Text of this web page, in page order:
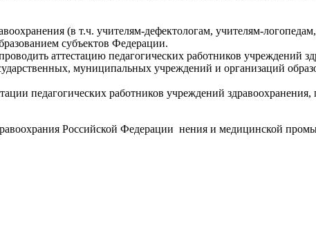
(в т.ч. учителям-дефектологам, учителям-
субъектов Федерации.
аттестацию педагогических работников
муниципальных учреждений и организаций
педагогических работников учреждений
Российской Федерации нения и медицинской